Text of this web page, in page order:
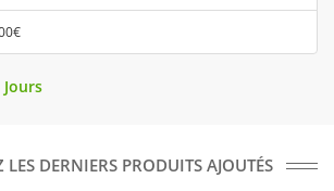
LES DERNIERS PRODUITS AJOUTÉS